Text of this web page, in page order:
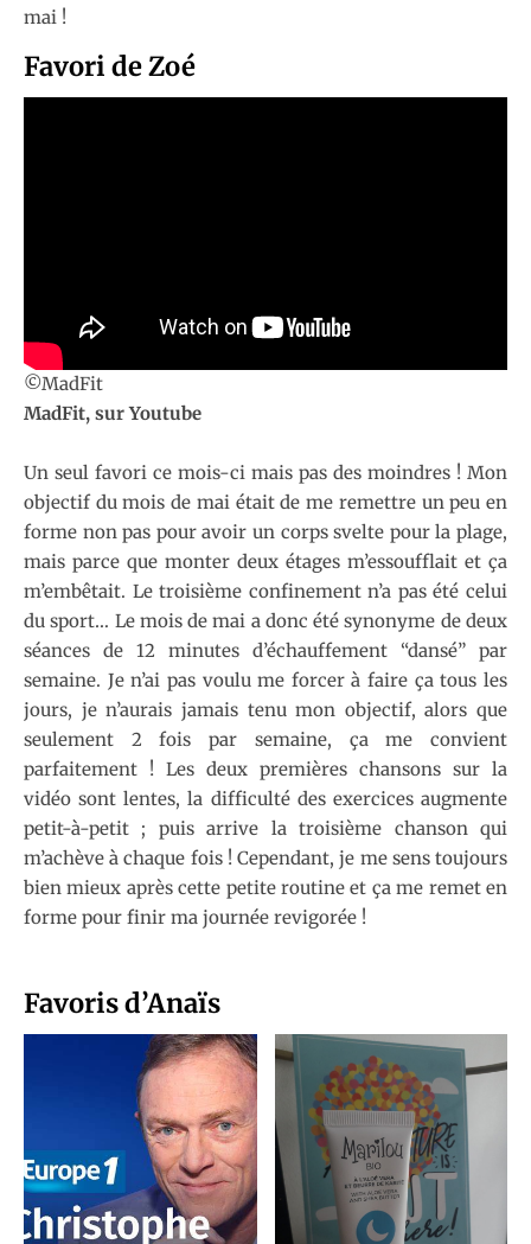
mai !
Favori de Zoé
©MadFit
MadFit, sur Youtube
Un seul favori ce mois-ci mais pas des moindres ! Mon
objectif du mois de mai était de me remettre un peu en
forme non pas pour avoir un corps svelte pour la plage,
mais parce que monter deux étages m’essoufflait et ça
m’embêtait. Le troisième confinement n’a pas été celui
du sport… Le mois de mai a donc été synonyme de deux
séances de 12 minutes d’échauffement “dansé” par
semaine. Je n’ai pas voulu me forcer à faire ça tous les
jours, je n’aurais jamais tenu mon objectif, alors que
seulement 2 fois par semaine, ça me convient
parfaitement ! Les deux premières chansons sur la
vidéo sont lentes, la difficulté des exercices augmente
petit-à-petit ; puis arrive la troisième chanson qui
m’achève à chaque fois ! Cependant, je me sens toujours
bien mieux après cette petite routine et ça me remet en
forme pour finir ma journée revigorée !
Favoris d’Anaïs